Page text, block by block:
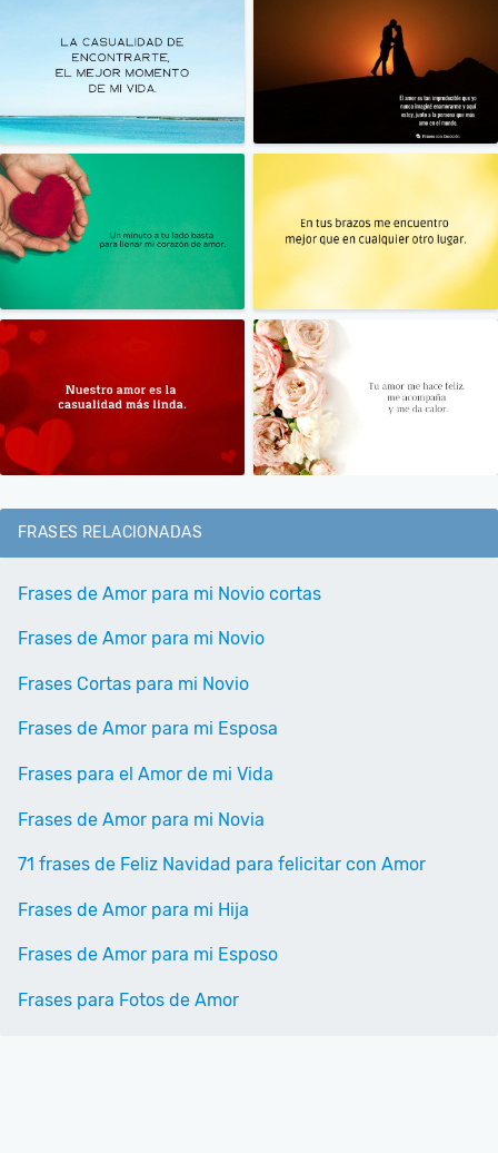
FRASES RELACIONADAS
Frases de Amor para mi Novio cortas
Frases de Amor para mi Novio
Frases Cortas para mi Novio
Frases de Amor para mi Esposa
Frases para el Amor de mi Vida
Frases de Amor para mi Novia
71 frases de Feliz Navidad para felicitar con Amor
Frases de Amor para mi Hija
Frases de Amor para mi Esposo
Frases para Fotos de Amor